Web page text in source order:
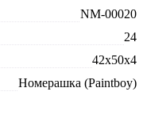
NM-00020
24
42x50x4
Номерашка (Paintboy)